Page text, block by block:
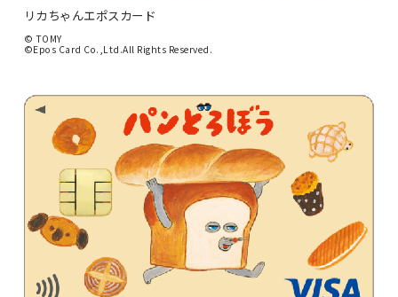
リカちゃんエポスカード
© TOMY
©Epos Card Co.,Ltd.All Rights Reserved.